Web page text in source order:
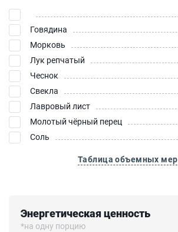
Говядина
Морковь
Лук репчатый
Чеснок
Свекла
Лавровый лист
Молотый чёрный перец
Соль
Таблица объемных мер
Энергетическая ценность
*на одну порцию